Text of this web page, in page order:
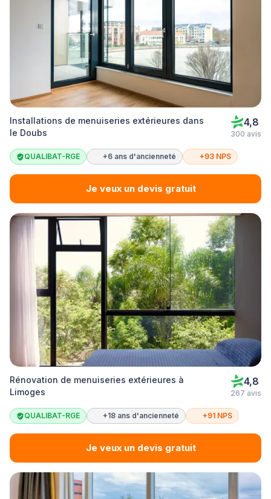
Installations de menuiseries extérieures dans
le Doubs
4,8
300 avis
QUALIBAT-RGE +6 ans d'ancienneté +93 NPS
Je veux un devis gratuit
Rénovation de menuiseries extérieures à
Limoges
4,8
267 avis
QUALIBAT-RGE +18 ans d'ancienneté +91 NPS
Je veux un devis gratuit